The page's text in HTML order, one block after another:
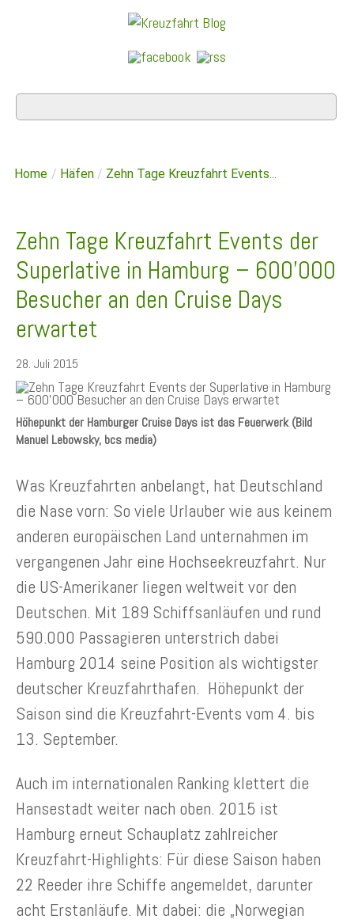
Home / Häfen / Zehn Tage Kreuzfahrt Events...
Zehn Tage Kreuzfahrt Events der
Superlative in Hamburg – 600’000
Besucher an den Cruise Days
erwartet
28. Juli 2015
Höhepunkt der Hamburger Cruise Days ist das Feuerwerk (Bild
Manuel Lebowsky, bcs media)
Was Kreuzfahrten anbelangt, hat Deutschland
die Nase vorn: So viele Urlauber wie aus keinem
anderen europäischen Land unternahmen im
vergangenen Jahr eine Hochseekreuzfahrt. Nur
die US-Amerikaner liegen weltweit vor den
Deutschen. Mit 189 Schiffsanläufen und rund
590.000 Passagieren unterstrich dabei
Hamburg 2014 seine Position als wichtigster
deutscher Kreuzfahrthafen. Höhepunkt der
Saison sind die Kreuzfahrt-Events vom 4. bis
13. September.
Auch im internationalen Ranking klettert die
Hansestadt weiter nach oben. 2015 ist
Hamburg erneut Schauplatz zahlreicher
Kreuzfahrt-Highlights: Für diese Saison haben
22 Reeder ihre Schiffe angemeldet, darunter
acht Erstanläufe. Mit dabei: die „Norwegian